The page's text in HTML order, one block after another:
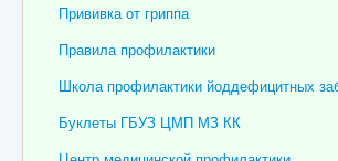
Медицинская профилактика
Врачи
Контролирующие органы
Лекарственное обеспечение
Прививка от гриппа
Правила профилактики
Школа профилактики йоддефицитных
Буклеты ГБУЗ ЦМП МЗ КК